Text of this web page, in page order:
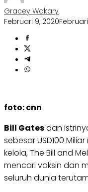
Gracey Wakary
Februari 9, 2020
foto: cnn
Bill Gatesdan
sebesar USD100
kelola, The Bill and
mencari vaksin dan
seluruh dunia